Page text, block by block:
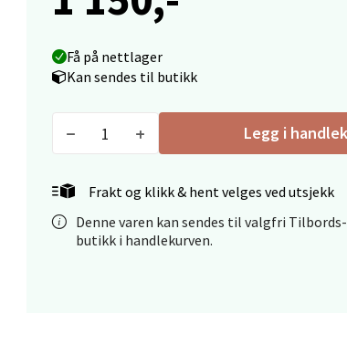
Få på nettlager
Kan sendes til butikk
Legg i
Frakt og klikk & hent velges ved utsjekk
Denne varen kan sendes til valgfri
butikk i handlekurven.
Velg